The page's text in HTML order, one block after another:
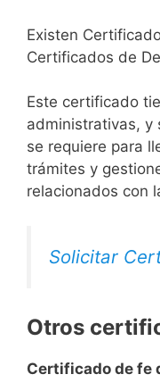
Existen
Certificados de
Este certificado
administrativas, y
se requiere para
trámites y
relacionados con
Solicitar
Otros
Certificado de fe